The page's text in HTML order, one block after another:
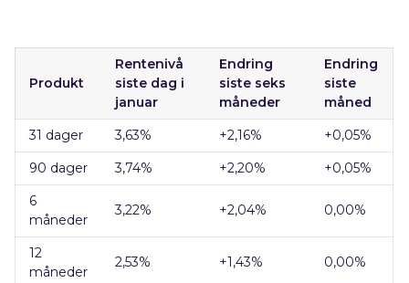
Produkt
Rentenivå
siste dag i
januar
Endring
siste seks
måneder
Endring
siste
måned
31 dager
3,63% +2,16%
+0,05%
90 dager
3,74% +2,20%
+0,05%
6
måneder
3,22% +2,04% 0,00%
12
måneder
2,53% +1,43% 0,00%